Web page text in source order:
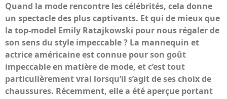
Quand la mode rencontre les célébrités, cela donne
un spectacle des plus captivants. Et qui de mieux que
la top-model Emily Ratajkowski pour nous régaler de
son sens du style impeccable ? La mannequin et
actrice américaine est connue pour son goût
impeccable en matière de mode, et c’est tout
particulièrement vrai lorsqu’il s’agit de ses choix de
chaussures. Récemment, elle a été aperçue portant